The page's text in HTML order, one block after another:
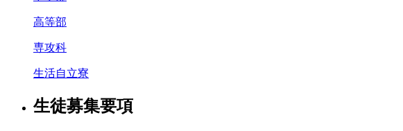
高等部
専攻科
生活自立寮
生徒募集要項